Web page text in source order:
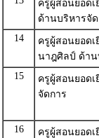
ครูผู้สอนยอด
ด้านบริหารจัด
14
ครูผู้สอนยอด
นาฎศิลป์ ด้าน
15
ครูผู้สอนยอด
จัดการ
16
ครูผู้สอนยอด